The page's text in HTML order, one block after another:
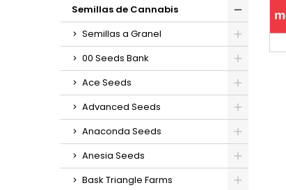
Semillas de Cannabis
Semillas a Granel
00 Seeds Bank
Ace Seeds
Advanced Seeds
Anaconda Seeds
Anesia Seeds
Bask Triangle Farms